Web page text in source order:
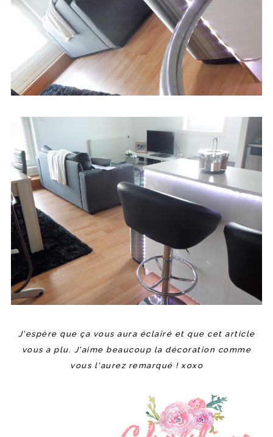
J'espère que ça vous aura éclairé et que cet article
vous a plu. J'aime beaucoup la décoration comme
vous l'aurez remarqué ! xoxo